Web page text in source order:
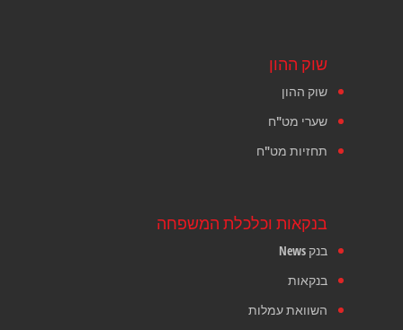
שוק ההון
שוק ההון
שערי מט"ח
תחזיות מט"ח
בנקאות וכלכלת המשפחה
בנק News
בנקאות
השוואת עמלות